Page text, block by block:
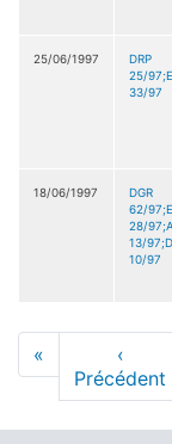
25/06/1997
DRP
25/
33/97
18/06/1997
DGR
62/
28/
13/
10/97
Pagination
Première
page
«
Page
‹
Précédent